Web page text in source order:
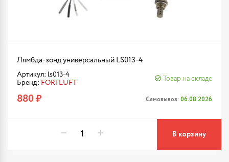
Лямбда-зонд универсальный LS013-4
Артикул: ls013-4
Бренд: FORTLUFT
Товар на складе
880 ₽ Самовывоз: 06.08.2026
В корзину